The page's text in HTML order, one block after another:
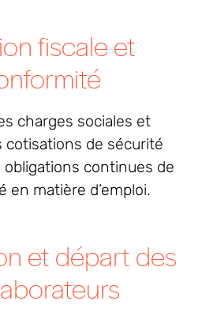
fiscale et
charges sociales et
cotisations de sécurité
obligations continues de
en matière d’emploi.
et départ des